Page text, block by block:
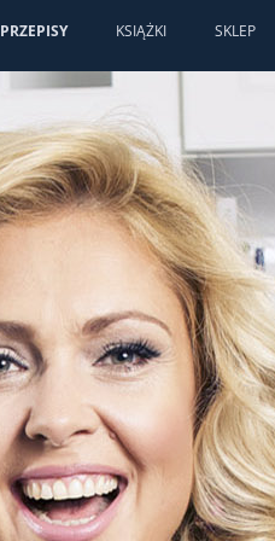
PRZEPISY KSIĄŻKI SKLEP